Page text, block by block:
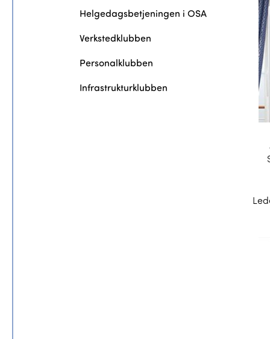
Helgedagsbetjeningen i OSA
Verkstedklubben
Personalklubben
Infrastrukturklubben